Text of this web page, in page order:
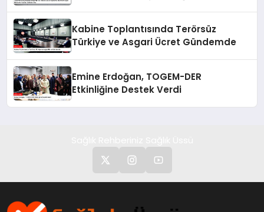
Kabine Toplantısında Terörsüz
Türkiye ve Asgari Ücret Gündemde
Emine Erdoğan, TOGEM-DER
Etkinliğine Destek Verdi